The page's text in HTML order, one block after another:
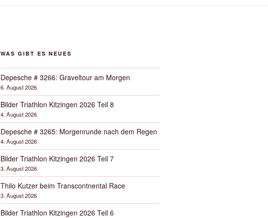
WAS GIBT ES NEUES
Depesche # 3266: Graveltour am Morgen
6. August 2026
Bilder Triathlon Kitzingen 2026 Teil 8
4. August 2026
Depesche # 3265: Morgenrunde nach dem Regen
4. August 2026
Bilder Triathlon Kitzingen 2026 Teil 7
3. August 2026
Thilo Kutzer beim Transcontnental Race
3. August 2026
Bilder Triathlon Kitzingen 2026 Teil 6